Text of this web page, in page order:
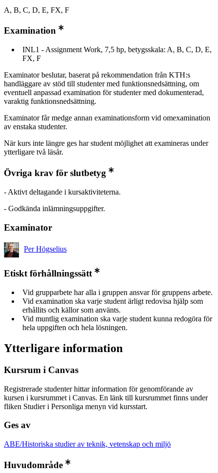
A, B, C, D, E, FX, F
Examination
INL1 - Assignment Work, 7,5 hp, betygsskala: A, B, C, D, E,
FX, F
Examinator beslutar, baserat på rekommendation från KTH:s
handläggare av stöd till studenter med funktionsnedsättning, om
eventuell anpassad examination för studenter med dokumenterad,
varaktig funktionsnedsättning.
Examinator får medge annan examinationsform vid omexamination
av enstaka studenter.
När kurs inte längre ges har student möjlighet att examineras under
ytterligare två läsår.
Övriga krav för slutbetyg
- Aktivt deltagande i kursaktiviteterna.
- Godkända inlämningsuppgifter.
Examinator
Per Högselius
Etiskt förhållningssätt
Vid grupparbete har alla i gruppen ansvar för gruppens arbete.
Vid examination ska varje student ärligt redovisa hjälp som
erhållits och källor som använts.
Vid muntlig examination ska varje student kunna redogöra för
hela uppgiften och hela lösningen.
Ytterligare information
Kursrum i Canvas
Registrerade studenter hittar information för genomförande av
kursen i kursrummet i Canvas. En länk till kursrummet finns under
fliken Studier i Personliga menyn vid kursstart.
Ges av
ABE/Historiska studier av teknik, vetenskap och miljö
Huvudområde